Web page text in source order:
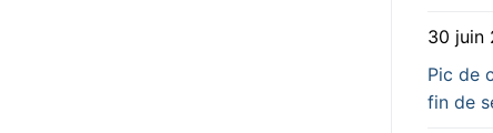
30 juin
Pic de
fin de